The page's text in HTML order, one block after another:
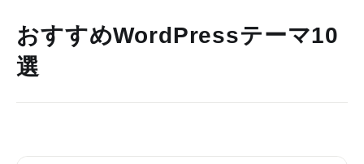
おすすめWordPressテーマ10
選